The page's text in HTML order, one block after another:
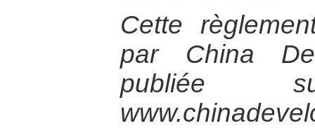
Cette
par China
publiée